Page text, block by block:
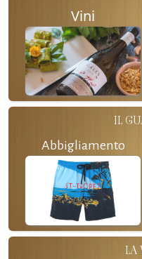
Vini
IL
Abbigliamento
LA